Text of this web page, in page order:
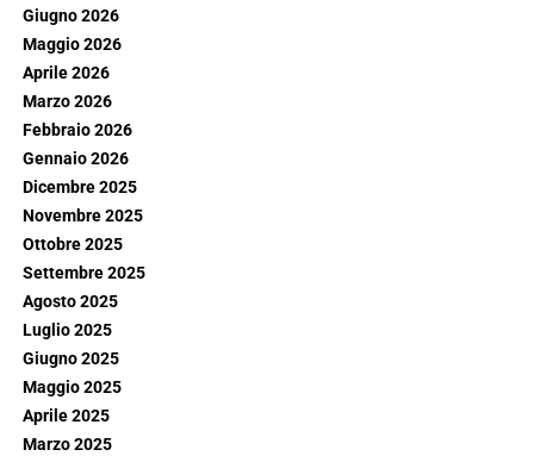
Giugno 2026
Maggio 2026
Aprile 2026
Marzo 2026
Febbraio 2026
Gennaio 2026
Dicembre 2025
Novembre 2025
Ottobre 2025
Settembre 2025
Agosto 2025
Luglio 2025
Giugno 2025
Maggio 2025
Aprile 2025
Marzo 2025